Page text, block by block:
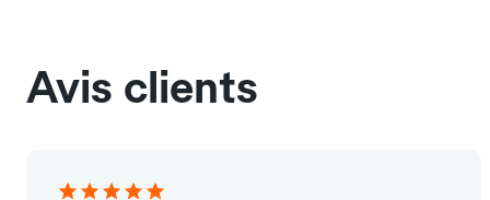
Avis clients